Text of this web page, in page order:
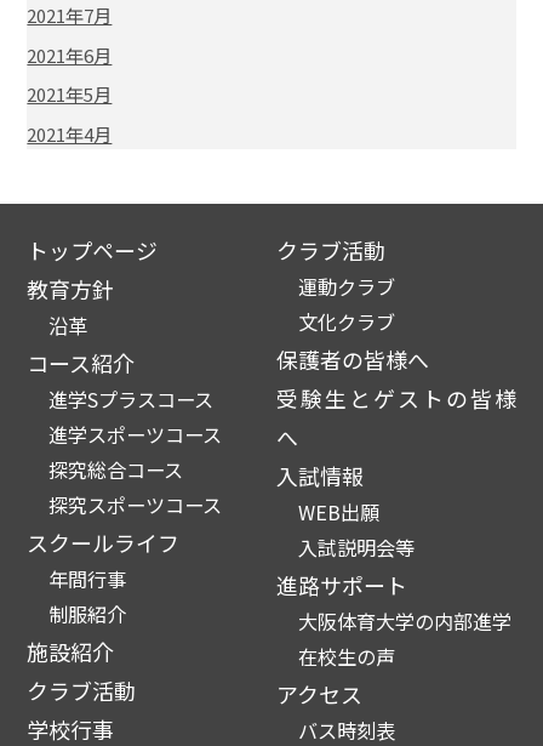
2021年7月
2021年6月
2021年5月
2021年4月
トップページ
教育方針
沿革
コース紹介
進学Sプラスコース
進学スポーツコース
探究総合コース
探究スポーツコース
スクールライフ
年間行事
制服紹介
施設紹介
クラブ活動
学校行事
クラブ活動
運動クラブ
文化クラブ
保護者の皆様へ
受験生とゲストの皆様
へ
入試情報
WEB出願
入試説明会等
進路サポート
大阪体育大学の内部進学
在校生の声
アクセス
バス時刻表